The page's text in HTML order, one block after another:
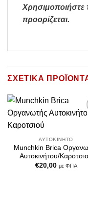
Χρησιμοποιήστε
προορίζεται.
ΣΧΕΤΙΚΆ
ΑΥΤΟΚΊΝΗΤΟ
Munchkin Brica
Αυτοκινήτου/
€20,00 με ΦΠΑ